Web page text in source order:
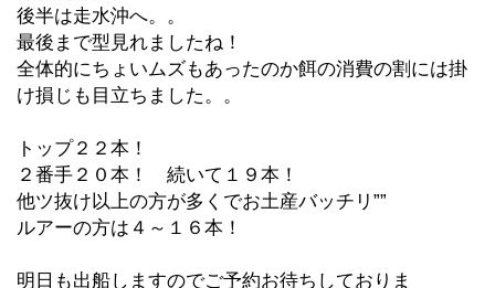
後半は走水沖へ。。
最後まで型見れましたね！
全体的にちょいムズもあったのか餌の消費の割には掛
け損じも目立ちました。。
トップ２２本！
２番手２０本！ 続いて１９本！
他ツ抜け以上の方が多くでお土産バッチリ””
ルアーの方は４～１６本！
明日も出船しますのでご予約お待ちしておりま